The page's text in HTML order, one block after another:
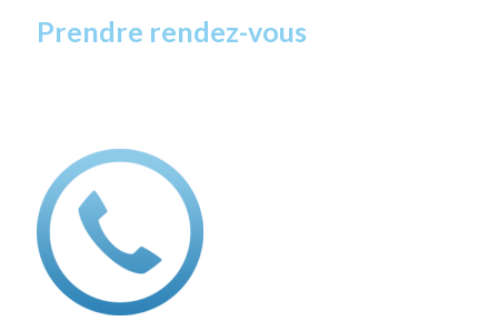
Prendre rendez-vous